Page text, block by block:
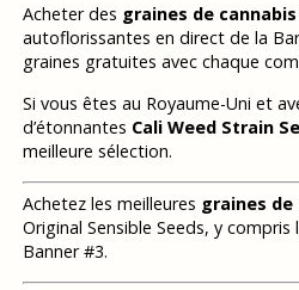
Acheter des graines de cannabis
autoflorissantes en direct de la
graines gratuites avec chaque
Si vous êtes au Royaume-Uni et
d’étonnantes Cali Weed Strain
meilleure sélection.
Achetez les meilleures graines
Original Sensible Seeds, y
Banner #3.